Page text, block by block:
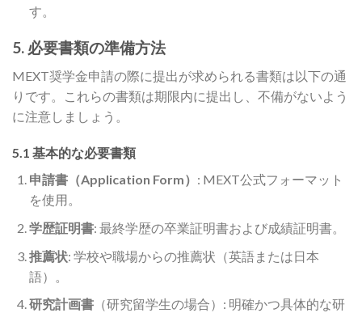
す。
5. 必要書類の準備方法
MEXT奨学金申請の際に提出が求められる書類は以下の通
りです。これらの書類は期限内に提出し、不備がないよう
に注意しましょう。
5.1 基本的な必要書類
申請書（Application Form） : MEXT公式フォーマット
を使用。
学歴証明書: 最終学歴の卒業証明書および成績証明書。
推薦状: 学校や職場からの推薦状（英語または日本
語）。
研究計画書（研究留学生の場合）: 明確かつ具体的な研